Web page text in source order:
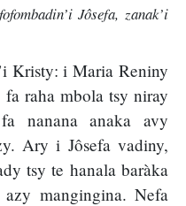
Jôsefa, zanak’i
Kristy: i Maria Reniny
fa raha mbola tsy niray
nanana anaka avy
Ary i Jôsefa vadiny,
tsy te hanala baràka
mangingina. Nefa